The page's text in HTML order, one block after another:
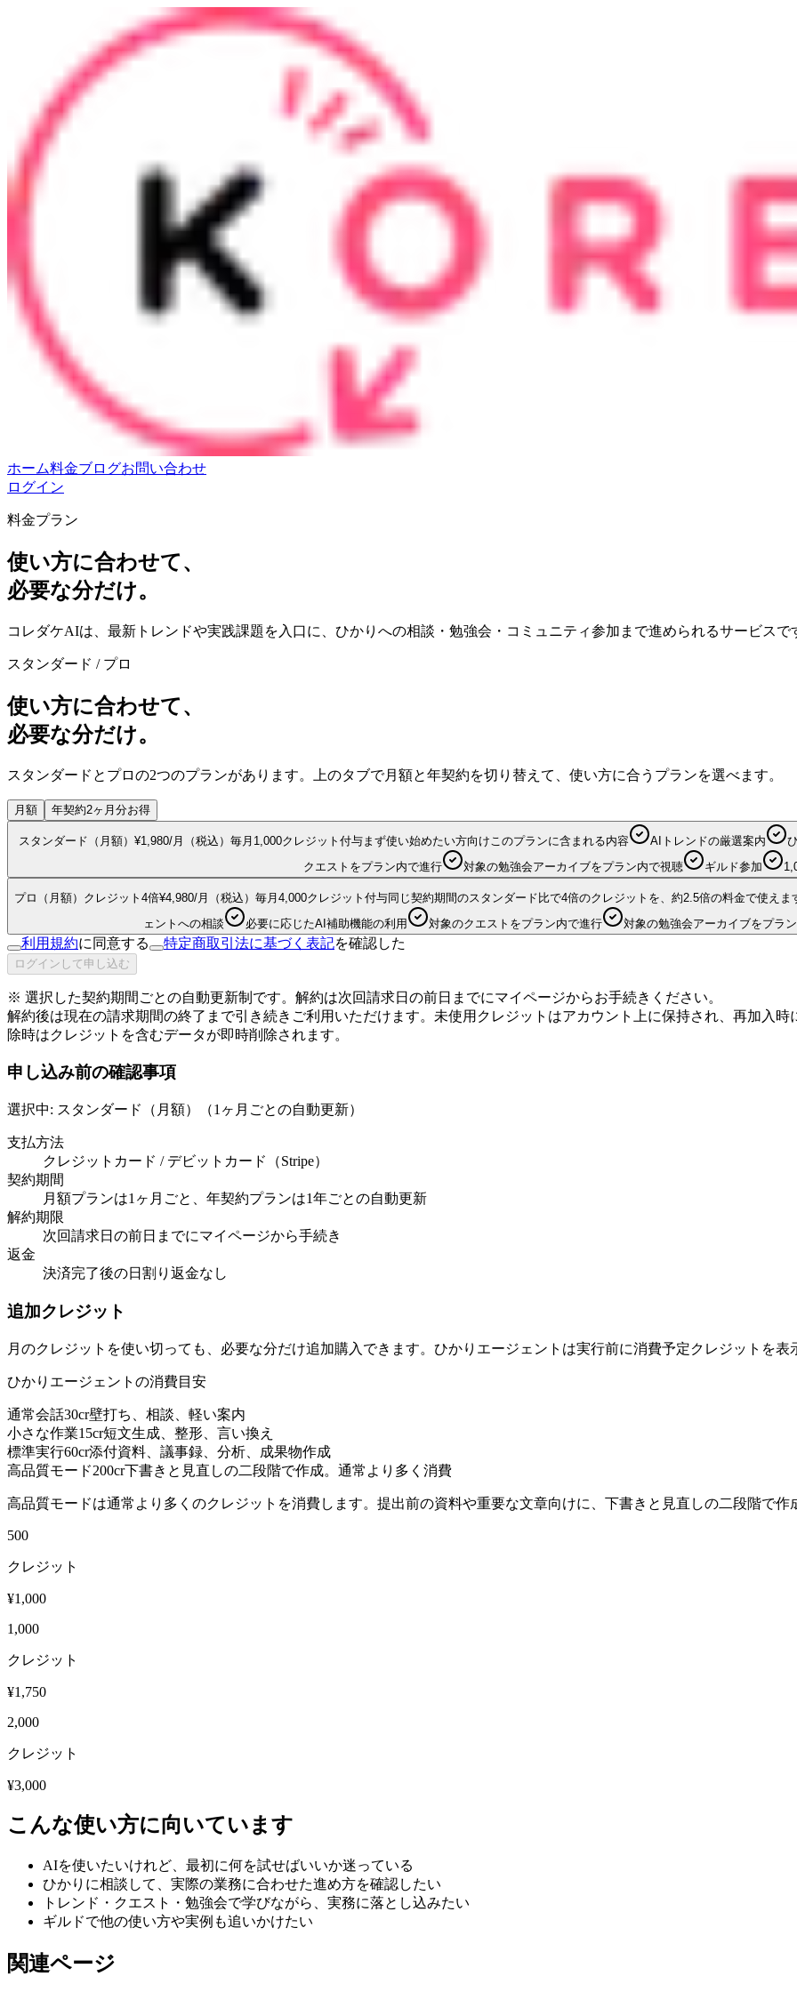
ホーム料金ブログお問い合わせ
ログイン
料金プラン
使い方に合わせて、
必要な分だけ。
コレダケAIは、最新トレンドや実践課題を入口に、ひかりへの相談・勉強会・コミュニティ参加まで進められるサービスで
スタンダード / プロ
使い方に合わせて、
必要な分だけ。
スタンダードとプロの2つのプランがあります。上のタブで月額と年契約を切り替えて、使い方に合うプランを選べます。
月額 年契約2ヶ月分お得
スタンダード（月額） ¥1,980/月（税込） 毎月1,000クレジット付与 まず使い始めたい方向け このプランに含まれる内容 AIトレンドの厳選案内
クエストをプラン内で進行
対象の勉強会アーカイブをプラン内で視聴 ギルド参加
プロ（月額） クレジット4倍¥4,980/月（税込） 毎月4,000クレジット付与同じ契約期間のスタンダード比で4倍のクレジットを、約2.5倍の料金で使えま
ェントへの相談
必要に応じたAI補助機能の利用 対象のクエストをプラン内で進行 対象の勉強会アーカイブをプラ
利用規約に同意する 特定商取引法に基づく表記を確認した
ログインして申し込む
※ 選択した契約期間ごとの自動更新制です。解約は次回請求日の前日までにマイページからお手続きください。
解約後は現在の請求期間の終了まで引き続きご利用いただけます。未使用クレジットはアカウント上に保持され、再加入
除時はクレジットを含むデータが即時削除されます。
申し込み前の確認事項
選択中: スタンダード（月額） （1ヶ月ごとの自動更新）
支払方法
クレジットカード / デビットカード（Stripe）
契約期間
月額プランは1ヶ月ごと、年契約プランは1年ごとの自動更新
解約期限
次回請求日の前日までにマイページから手続き
返金
決済完了後の日割り返金なし
追加クレジット
月のクレジットを使い切っても、必要な分だけ追加購入できます。ひかりエージェントは実行前に消費予定クレジットを表
ひかりエージェントの消費目安
通常会話30cr壁打ち、相談、軽い案内
小さな作業15cr短文生成、整形、言い換え
標準実行60cr添付資料、議事録、分析、成果物作成
高品質モード200cr下書きと見直しの二段階で作成。通常より多く消費
高品質モードは通常より多くのクレジットを消費します。提出前の資料や重要な文章向けに、下書きと見直しの二段階で作
500
クレジット
¥1,000
1,000
クレジット
¥1,750
2,000
クレジット
¥3,000
こんな使い方に向いています
AIを使いたいけれど、最初に何を試せばいいか迷っている
ひかりに相談して、実際の業務に合わせた進め方を確認したい
トレンド・クエスト・勉強会で学びながら、実務に落とし込みたい
ギルドで他の使い方や実例も追いかけたい
関連ページ